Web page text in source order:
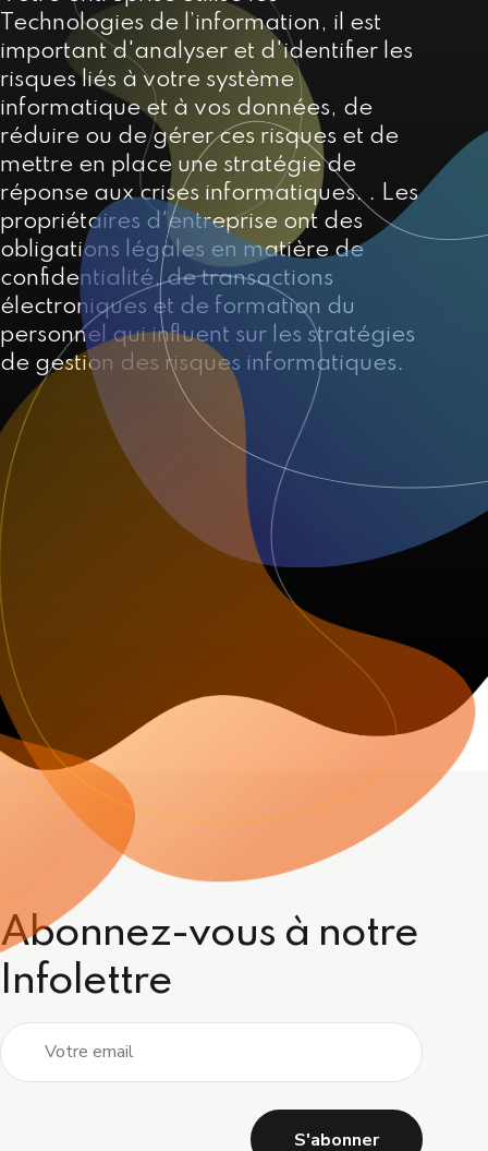
Technologies de l’information, il est
important d'analyser et d'identifier les
risques liés à votre système
informatique et à vos données, de
réduire ou de gérer ces risques et de
mettre en place une stratégie de
réponse aux crises informatiques. . Les
propriétaires d'entreprise ont des
obligations légales en matière de
confidentialité, de transactions
électroniques et de formation du
personnel qui influent sur les stratégies
de gestion des risques informatiques.
Abonnez-vous à notre
Infolettre